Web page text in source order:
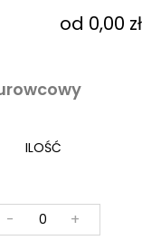
od 0,00 zł
ILOŚĆ
- +